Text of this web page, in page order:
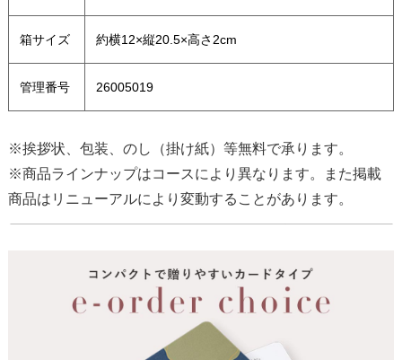
箱サイズ 約横12×縦20.5×高さ2cm
管理番号 26005019
※挨拶状、包装、のし（掛け紙）等無料で承ります。
※商品ラインナップはコースにより異なります。また掲載
商品はリニューアルにより変動することがあります。